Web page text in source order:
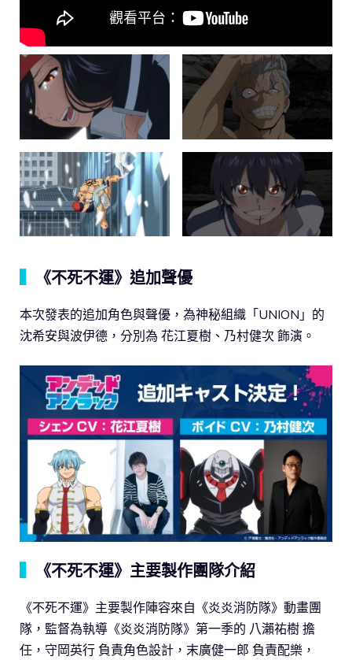
《不死不運》追加聲優
本次發表的追加角色與聲優，為神秘組織「UNION」的
沈希安與波伊德，分別為 花江夏樹、乃村健次 飾演。
《不死不運》主要製作團隊介紹
《不死不運》主要製作陣容來自《炎炎消防隊》動畫團
隊，監督為執導《炎炎消防隊》第一季的 八瀨祐樹 擔
任，守岡英行 負責角色設計，末廣健一郎 負責配樂，